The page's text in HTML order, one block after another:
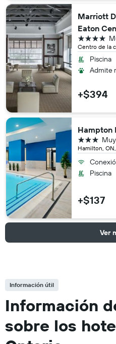
Marriott
Eaton
Centro de la
4 estrellas
Piscina
Admite
+$394
Hampton
Hamilton,
3 estrellas
Piscina
+$137
Ver
Información útil
Información
sobre los